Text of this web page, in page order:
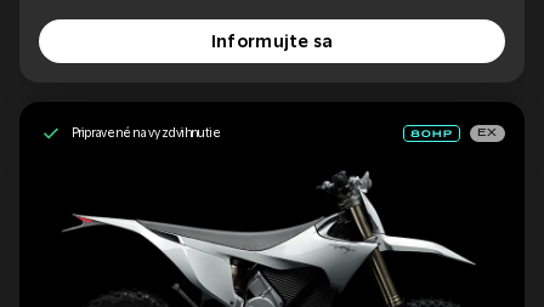
Informujte sa
Pripravené na vyzdvihnutie EX